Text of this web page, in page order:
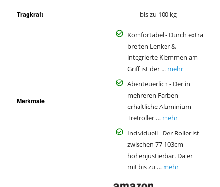
Tragkraft bis zu 100 kg
Merkmale
Komfortabel - Durch extra
breiten Lenker &
integrierte Klemmen am
Griff ist der … mehr
Abenteuerlich - Der in
mehreren Farben
erhältliche Aluminium-
Tretroller … mehr
Individuell - Der Roller ist
zwischen 77-103cm
höhenjustierbar. Da er
mit bis zu … mehr